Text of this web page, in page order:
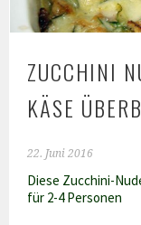
ZUCCHINI
KÄSE
22. Juni 2016
Diese Zucchini-
für 2-4 Personen